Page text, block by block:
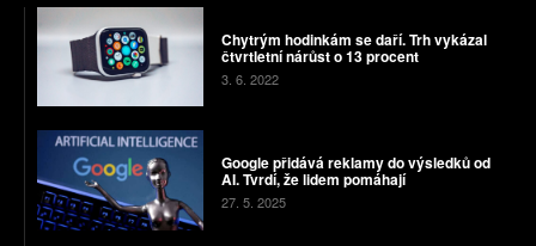
Chytrým hodinkám se daří. Trh vykázal
čtvrtletní nárůst o 13 procent
3. 6. 2022
Google přidává reklamy do výsledků od
AI. Tvrdí, že lidem pomáhají
27. 5. 2025